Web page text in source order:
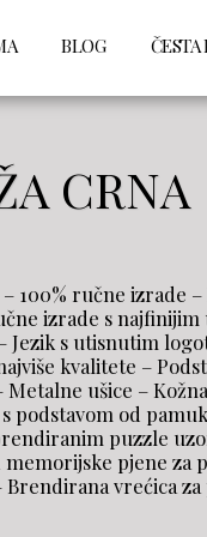
BLOG ČESTA
CRNA
100% ručne izrade
izrade s najfinijim
Jezik s utisnutim
kvalitete –
ušice –
podstavom od
puzzle
pjene za
vrećica